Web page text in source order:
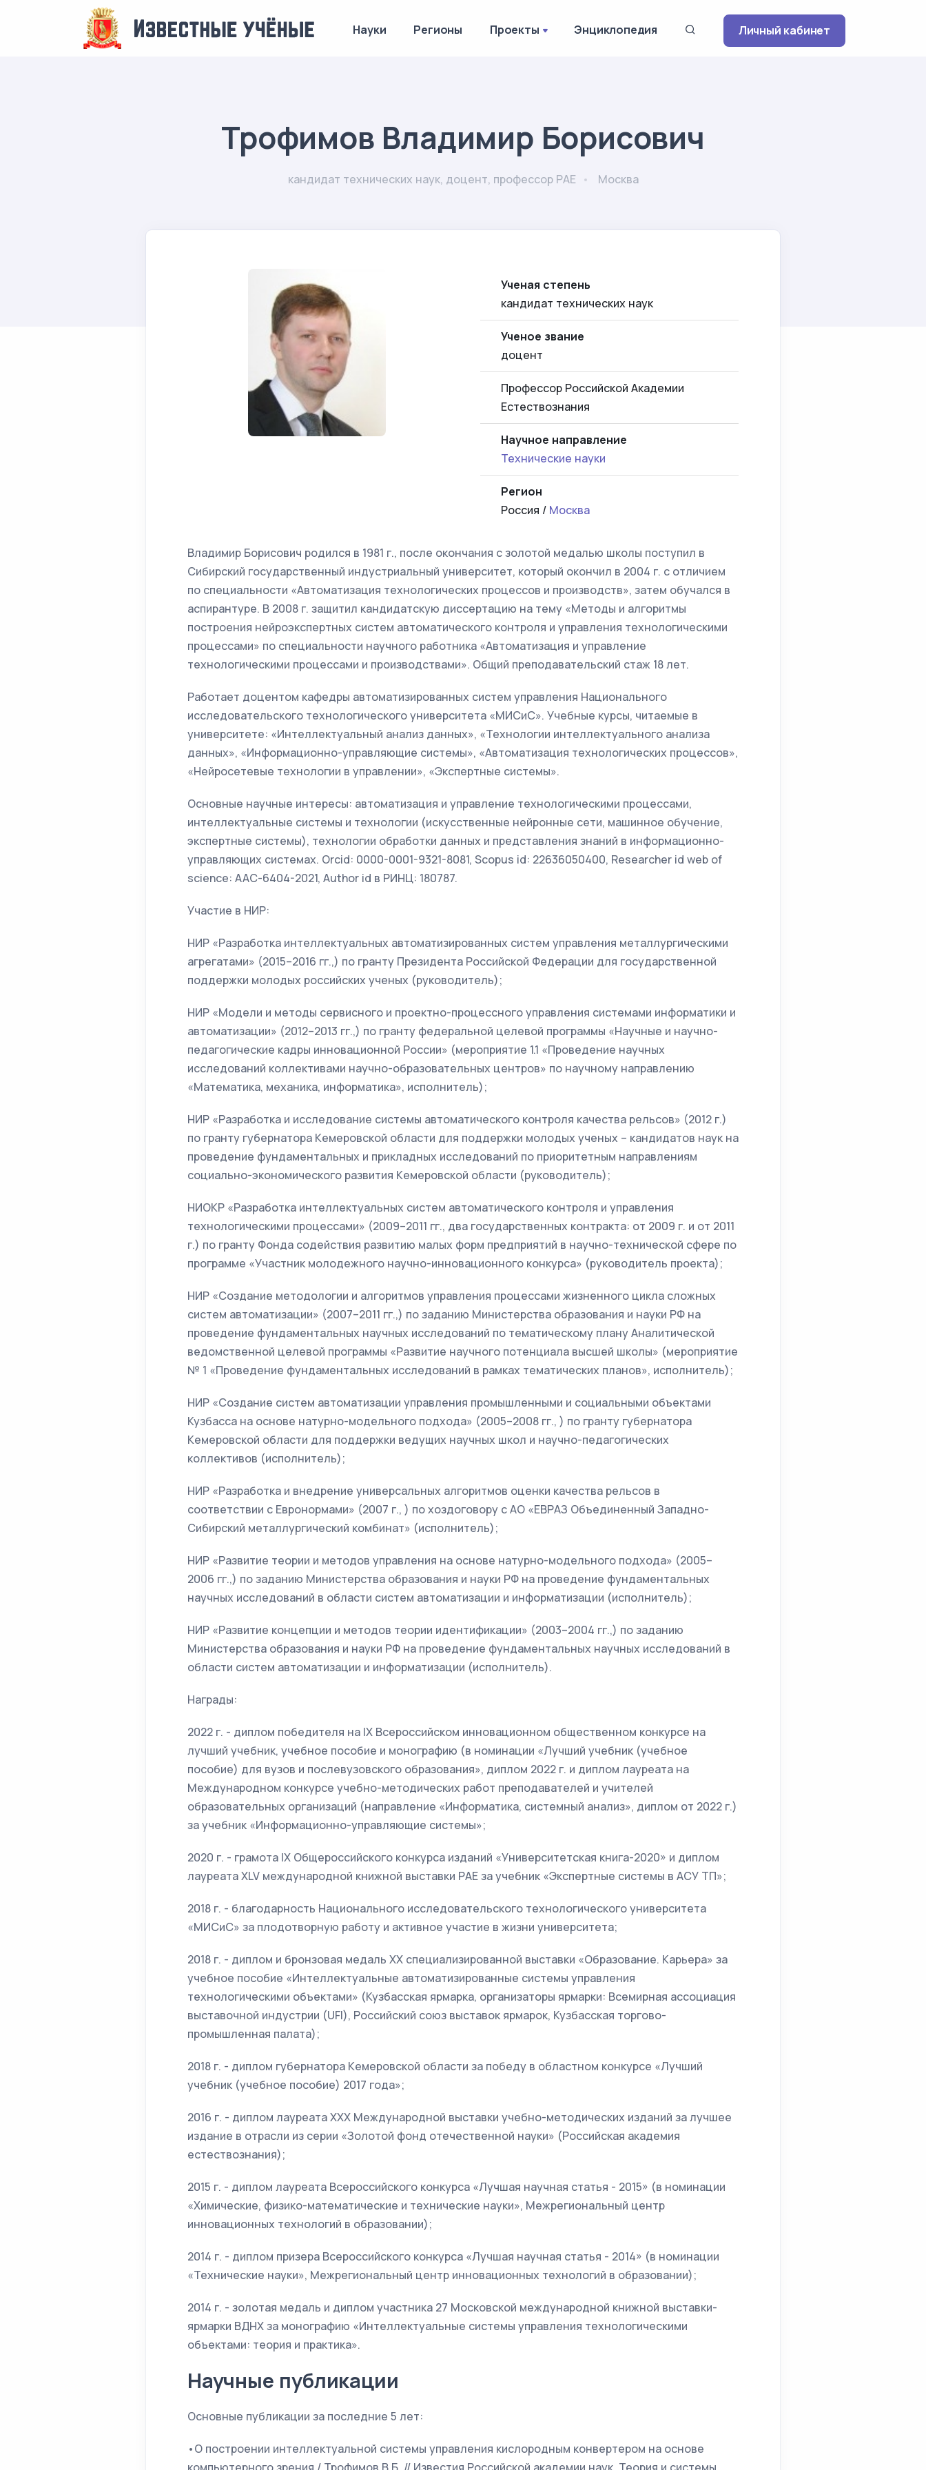
Науки Регионы Проекты Энциклопедия Личный кабинет
Трофимов Владимир Борисович
кандидат технических наук, доцент, профессор РАЕ Москва
Ученая степень
кандидат технических наук
Ученое звание
доцент
Профессор Российской Академии
Естествознания
Научное направление
Технические науки
Регион
Россия / Москва
Владимир Борисович родился в 1981 г., после окончания с золотой медалью школы поступил в
Сибирский государственный индустриальный университет, который окончил в 2004 г. с отличием
по специальности «Автоматизация технологических процессов и производств», затем обучался в
аспирантуре. В 2008 г. защитил кандидатскую диссертацию на тему «Методы и алгоритмы
построения нейроэкспертных систем автоматического контроля и управления технологическими
процессами» по специальности научного работника «Автоматизация и управление
технологическими процессами и производствами». Общий преподавательский стаж 18 лет.
Работает доцентом кафедры автоматизированных систем управления Национального
исследовательского технологического университета «МИСиС». Учебные курсы, читаемые в
университете: «Интеллектуальный анализ данных», «Технологии интеллектуального анализа
данных», «Информационно-управляющие системы», «Автоматизация технологических процессов»,
«Нейросетевые технологии в управлении», «Экспертные системы».
Основные научные интересы: автоматизация и управление технологическими процессами,
интеллектуальные системы и технологии (искусственные нейронные сети, машинное обучение,
экспертные системы), технологии обработки данных и представления знаний в информационно-
управляющих системах. Orcid: 0000-0001-9321-8081, Scopus id: 22636050400, Researcher id web of
science: AAC-6404-2021, Author id в РИНЦ: 180787.
Участие в НИР:
НИР «Разработка интеллектуальных автоматизированных систем управления металлургическими
агрегатами» (2015–2016 гг.,) по гранту Президента Российской Федерации для государственной
поддержки молодых российских ученых (руководитель);
НИР «Модели и методы сервисного и проектно-процессного управления системами информатики и
автоматизации» (2012–2013 гг.,) по гранту федеральной целевой программы «Научные и научно-
педагогические кадры инновационной России» (мероприятие 1.1 «Проведение научных
исследований коллективами научно-образовательных центров» по научному направлению
«Математика, механика, информатика», исполнитель);
НИР «Разработка и исследование системы автоматического контроля качества рельсов» (2012 г.)
по гранту губернатора Кемеровской области для поддержки молодых ученых – кандидатов наук на
проведение фундаментальных и прикладных исследований по приоритетным направлениям
социально-экономического развития Кемеровской области (руководитель);
НИОКР «Разработка интеллектуальных систем автоматического контроля и управления
технологическими процессами» (2009–2011 гг., два государственных контракта: от 2009 г. и от 2011
г.) по гранту Фонда содействия развитию малых форм предприятий в научно-технической сфере по
программе «Участник молодежного научно-инновационного конкурса» (руководитель проекта);
НИР «Создание методологии и алгоритмов управления процессами жизненного цикла сложных
систем автоматизации» (2007–2011 гг.,) по заданию Министерства образования и науки РФ на
проведение фундаментальных научных исследований по тематическому плану Аналитической
ведомственной целевой программы «Развитие научного потенциала высшей школы» (мероприятие
№ 1 «Проведение фундаментальных исследований в рамках тематических планов», исполнитель);
НИР «Создание систем автоматизации управления промышленными и социальными объектами
Кузбасса на основе натурно-модельного подхода» (2005–2008 гг., ) по гранту губернатора
Кемеровской области для поддержки ведущих научных школ и научно-педагогических
коллективов (исполнитель);
НИР «Разработка и внедрение универсальных алгоритмов оценки качества рельсов в
соответствии с Евронормами» (2007 г., ) по хоздоговору с АО «ЕВРАЗ Объединенный Западно-
Сибирский металлургический комбинат» (исполнитель);
НИР «Развитие теории и методов управления на основе натурно-модельного подхода» (2005–
2006 гг.,) по заданию Министерства образования и науки РФ на проведение фундаментальных
научных исследований в области систем автоматизации и информатизации (исполнитель);
НИР «Развитие концепции и методов теории идентификации» (2003–2004 гг.,) по заданию
Министерства образования и науки РФ на проведение фундаментальных научных исследований в
области систем автоматизации и информатизации (исполнитель).
Награды:
2022 г. - диплом победителя на IX Всероссийском инновационном общественном конкурсе на
лучший учебник, учебное пособие и монографию (в номинации «Лучший учебник (учебное
пособие) для вузов и послевузовского образования», диплом 2022 г. и диплом лауреата на
Международном конкурсе учебно-методических работ преподавателей и учителей
образовательных организаций (направление «Информатика, системный анализ», диплом от 2022 г.)
за учебник «Информационно-управляющие системы»;
2020 г. - грамота IХ Общероссийского конкурса изданий «Университетская книга-2020» и диплом
лауреата XLV международной книжной выставки РАЕ за учебник «Экспертные системы в АСУ ТП»;
2018 г. - благодарность Национального исследовательского технологического университета
«МИСиС» за плодотворную работу и активное участие в жизни университета;
2018 г. - диплом и бронзовая медаль XX специализированной выставки «Образование. Карьера» за
учебное пособие «Интеллектуальные автоматизированные системы управления
технологическими объектами» (Кузбасская ярмарка, организаторы ярмарки: Всемирная ассоциация
выставочной индустрии (UFI), Российский союз выставок ярмарок, Кузбасская торгово-
промышленная палата);
2018 г. - диплом губернатора Кемеровской области за победу в областном конкурсе «Лучший
учебник (учебное пособие) 2017 года»;
2016 г. - диплом лауреата XXX Международной выставки учебно-методических изданий за лучшее
издание в отрасли из серии «Золотой фонд отечественной науки» (Российская академия
естествознания);
2015 г. - диплом лауреата Всероссийского конкурса «Лучшая научная статья - 2015» (в номинации
«Химические, физико-математические и технические науки», Межрегиональный центр
инновационных технологий в образовании);
2014 г. - диплом призера Всероссийского конкурса «Лучшая научная статья - 2014» (в номинации
«Технические науки», Межрегиональный центр инновационных технологий в образовании);
2014 г. - золотая медаль и диплом участника 27 Московской международной книжной выставки-
ярмарки ВДНХ за монографию «Интеллектуальные системы управления технологическими
объектами: теория и практика».
Научные публикации
Основные публикации за последние 5 лет:
•О построении интеллектуальной системы управления кислородным конвертером на основе